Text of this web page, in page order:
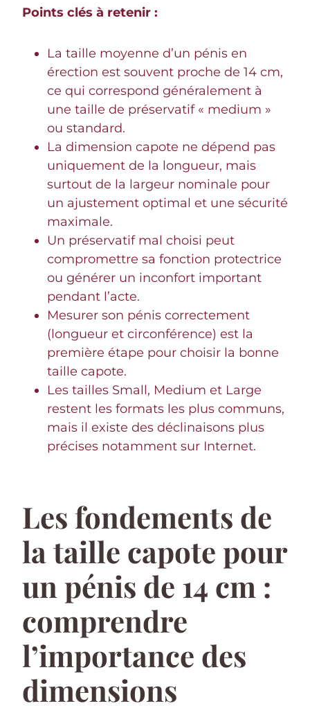
Points clés à retenir :
La taille moyenne d’un pénis en
érection est souvent proche de 14 cm,
ce qui correspond généralement à
une taille de préservatif « medium »
ou standard.
La dimension capote ne dépend pas
uniquement de la longueur, mais
surtout de la largeur nominale pour
un ajustement optimal et une sécurité
maximale.
Un préservatif mal choisi peut
compromettre sa fonction protectrice
ou générer un inconfort important
pendant l’acte.
Mesurer son pénis correctement
(longueur et circonférence) est la
première étape pour choisir la bonne
taille capote.
Les tailles Small, Medium et Large
restent les formats les plus communs,
mais il existe des déclinaisons plus
précises notamment sur Internet.
Les fondements de
la taille capote pour
un pénis de 14 cm :
comprendre
l’importance des
dimensions